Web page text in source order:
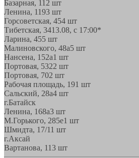
Базарная, 11 2 шт
Ленина, 1193 шт
Горсоветская, 454 шт
Тибетская, 3413.08, с 17:00*
Ларина, 455 шт
Малиновского, 48а5 шт
Нансена, 152а1 шт
Портовая, 5322 шт
Портовая, 702 шт
Рабочая площадь, 191 шт
Сальский, 28a4 шт
г.Батайск
Ленина, 168а3 шт
М.Горького, 285е1 шт
Шмидта, 17/11 шт
г.Аксай
Вартанова, 113 шт